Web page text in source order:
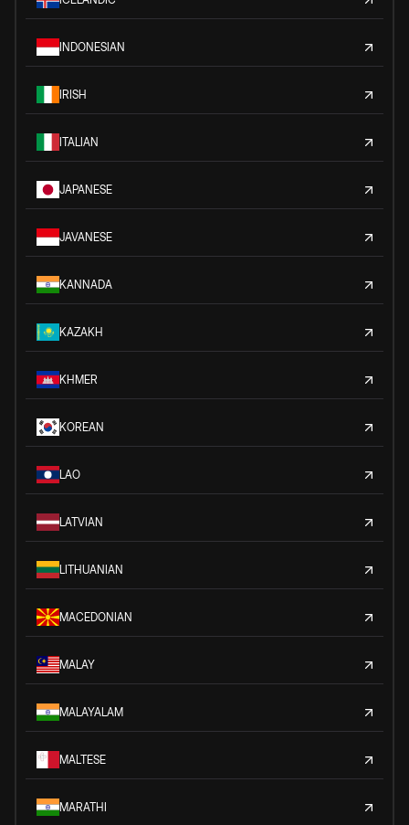
INDONESIAN
IRISH
ITALIAN
JAPANESE
JAVANESE
KANNADA
KAZAKH
KHMER
KOREAN
LAO
LATVIAN
LITHUANIAN
MACEDONIAN
MALAY
MALAYALAM
MALTESE
MARATHI